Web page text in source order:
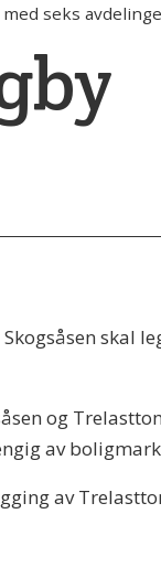
seks
skal
og
av
av